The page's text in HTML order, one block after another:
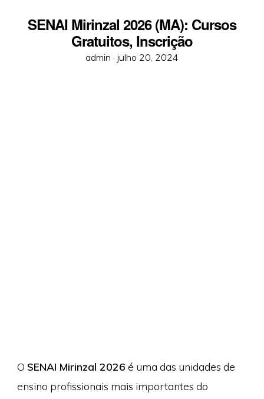
SENAI Mirinzal 2026 (MA): Cursos
Gratuitos, Inscrição
admin · Posted
julho 20, 2024
O SENAI Mirinzal 2026 é uma das unidades de
ensino profissionais mais importantes do